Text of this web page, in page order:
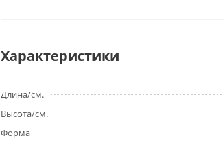
Характеристики
Длина/см.
Высота/см.
Форма